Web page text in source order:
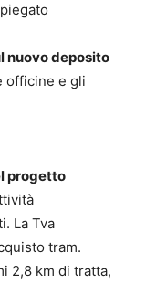
nuovo deposito
officine e gli
progetto
La Tva
tram.
2,8 km di tratta,